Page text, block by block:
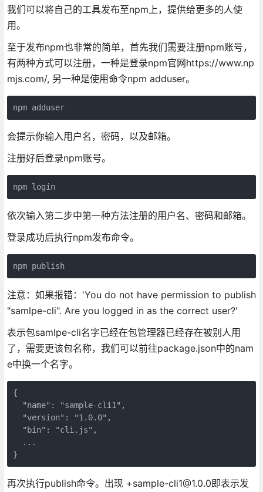
我们可以将自己的工具发布至npm上，提供给更多的人使
用。
至于发布npm也非常的简单，首先我们需要注册npm账号，
有两种方式可以注册，一种是登录npm官网https://www.np
mjs.com/, 另一种是使用命令npm adduser。
npm adduser
会提示你输入用户名，密码，以及邮箱。
注册好后登录npm账号。
npm login
依次输入第二步中第一种方法注册的用户名、密码和邮箱。
登录成功后执行npm发布命令。
npm publish
注意：如果报错：'You do not have permission to publish
"samlpe-cli". Are you logged in as the correct user?'
表示包samlpe-cli名字已经在包管理器已经存在被别人用
了，需要更该包名称，我们可以前往package.json中的nam
e中换一个名字。
{
  "name": "sample-cli1",
  "version": "1.0.0",
  "bin": "cli.js",
  ...
}
再次执行publish命令。出现 +sample-cli1@1.0.0即表示发